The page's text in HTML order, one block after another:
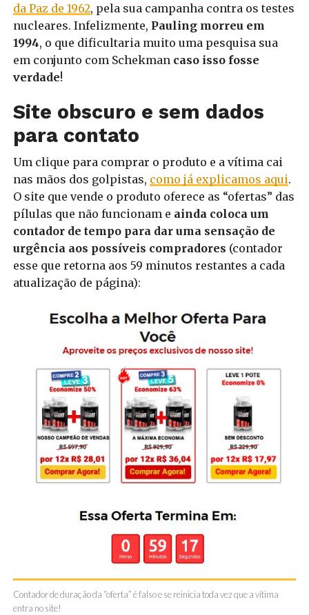
da Paz de 1962, pela sua campanha contra os testes
nucleares. Infelizmente, Pauling morreu em
1994, o que dificultaria muito uma pesquisa sua
em conjunto com Schekman caso isso fosse
verdade!
Site obscuro e sem dados
para contato
Um clique para comprar o produto e a vítima cai
nas mãos dos golpistas, como já explicamos aqui.
O site que vende o produto oferece as “ofertas” das
pílulas que não funcionam e ainda coloca um
contador de tempo para dar uma sensação de
urgência aos possíveis compradores (contador
esse que retorna aos 59 minutos restantes a cada
atualização de página):
Contador de duração da “oferta” é falso e se reinicia toda vez que a vítima
entra no site!